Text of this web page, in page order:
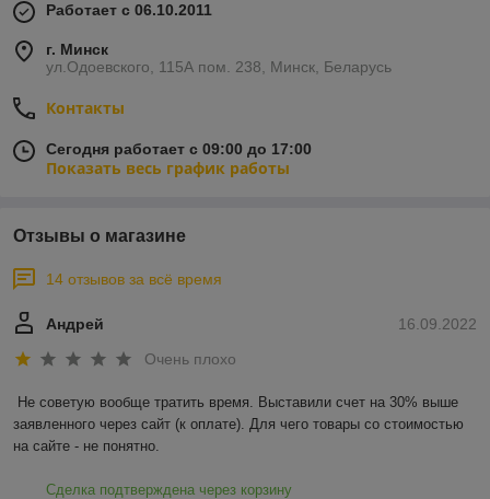
Работает с 06.10.2011
г. Минск
ул.Одоевского, 115А пом. 238, Минск, Беларусь
Контакты
Сегодня работает с 09:00 до 17:00
Показать весь график работы
Отзывы о магазине
14 отзывов за всё время
16.09.2022
Андрей
Очень плохо
Не советую вообще тратить время. Выставили счет на 30% выше
заявленного через сайт (к оплате). Для чего товары со стоимостью
на сайте - не понятно.
Сделка подтверждена через корзину